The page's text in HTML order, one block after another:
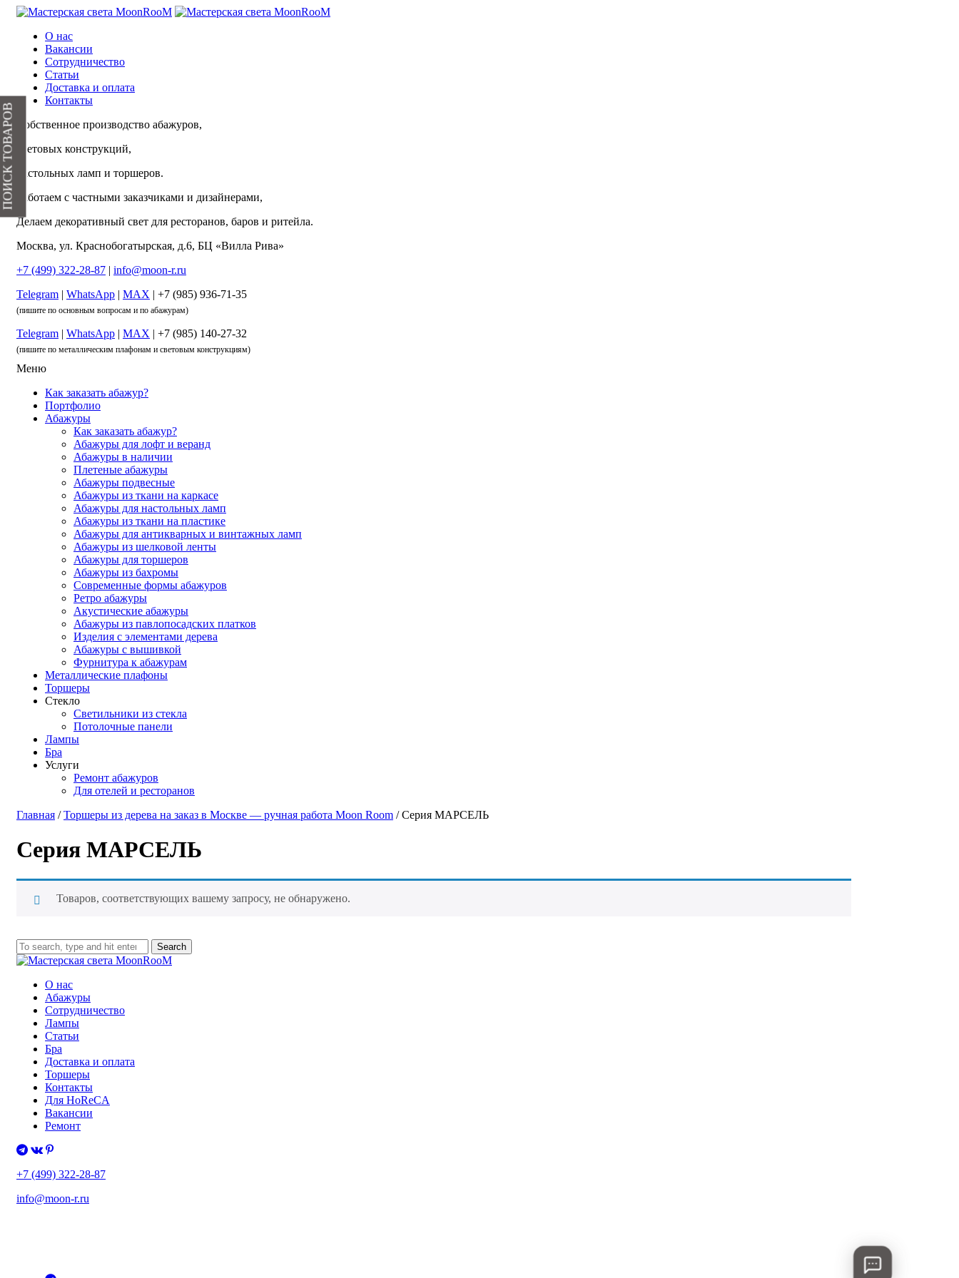
О нас
Вакансии
Сотрудничество
Статьи
Доставка и оплата
Контакты
Собственное производство абажуров,
световых конструкций,
настольных ламп и торшеров.
Работаем с частными заказчиками и дизайнерами,
Делаем декоративный свет для ресторанов, баров и ритейла.
Москва, ул. Краснобогатырская, д.6, БЦ «Вилла Рива»
+7 (499) 322-28-87 | info@moon-r.ru
Telegram | WhatsApp | MAX | +7 (985) 936-71-35
(пишите по основным вопросам и по абажурам)
Telegram | WhatsApp | MAX | +7 (985) 140-27-32
(пишите по металлическим плафонам и световым конструкциям)
Меню
Как заказать абажур?
Портфолио
Абажуры
Как заказать абажур?
Абажуры для лофт и веранд
Абажуры в наличии
Плетеные абажуры
Абажуры подвесные
Абажуры из ткани на каркасе
Абажуры для настольных ламп
Абажуры из ткани на пластике
Абажуры для антикварных и винтажных ламп
Абажуры из шелковой ленты
Абажуры для торшеров
Абажуры из бахромы
Современные формы абажуров
Ретро абажуры
Акустические абажуры
Абажуры из павлопосадских платков
Изделия с элементами дерева
Абажуры с вышивкой
Фурнитура к абажурам
Металлические плафоны
Торшеры
Стекло
Светильники из стекла
Потолочные панели
Лампы
Бра
Услуги
Ремонт абажуров
Для отелей и ресторанов
Главная /Торшеры из дерева на заказ в Москве — ручная работа Moon Room / Серия МАРСЕЛЬ
Серия МАРСЕЛЬ
Товаров, соответствующих вашему запросу, не обнаружено.
Search
О нас
Абажуры
Сотрудничество
Лампы
Статьи
Бра
Доставка и оплата
Торшеры
Контакты
Для HoReCA
Вакансии
Ремонт
+7 (499) 322-28-87
info@moon-r.ru
ПОИСК ТОВАРОВ